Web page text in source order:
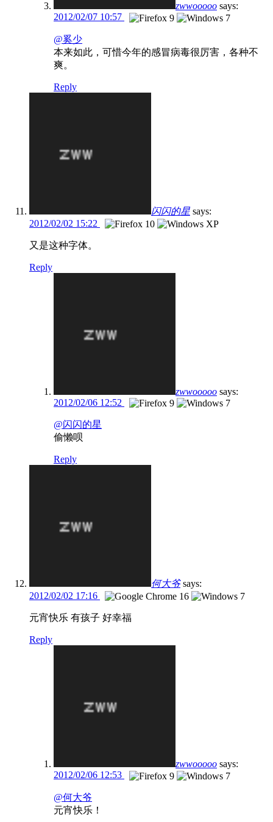
zwwooooo says:
2012/02/07 10:57
@奚少
本来如此，可惜今年的感冒病毒很厉害，各种不
爽。
Reply
闪闪的星 says:
2012/02/02 15:22
又是这种字体。
Reply
zwwooooo says:
2012/02/06 12:52
@闪闪的星
偷懒呗
Reply
何大爷 says:
2012/02/02 17:16
元宵快乐 有孩子 好幸福
Reply
zwwooooo says:
2012/02/06 12:53
@何大爷
元宵快乐！